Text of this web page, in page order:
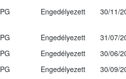
PG Engedélyezett 30/11/
PG Engedélyezett
31/07/
PG Engedélyezett
30/06/
PG Engedélyezett
30/09/